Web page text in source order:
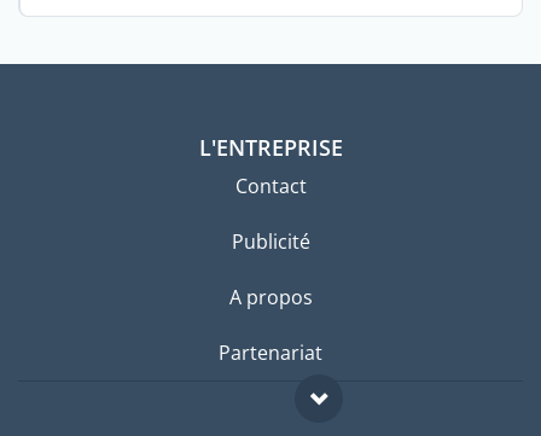
L'ENTREPRISE
Contact
Publicité
A propos
Partenariat